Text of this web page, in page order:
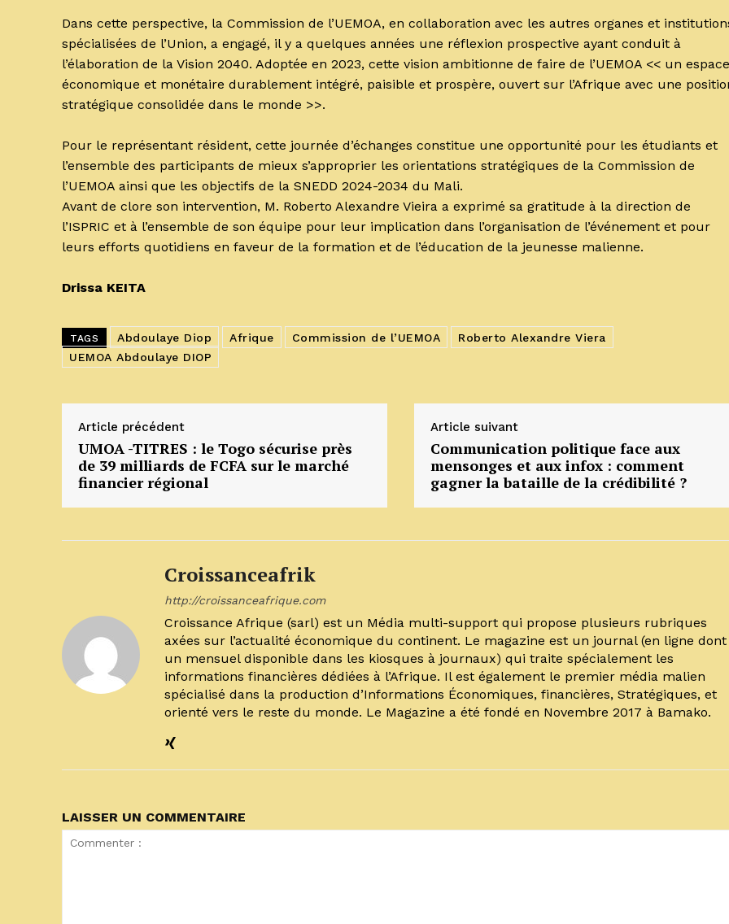
‎Dans cette perspective, la Commission de l’UEMOA, en collaboration avec les autres organes et
spécialisées de l’Union, a engagé, il y a quelques années une réflexion prospective ayant conduit à
l’élaboration de la Vision 2040. Adoptée en 2023, cette vision ambitionne de faire de l’UEMOA << un espace
économique et monétaire durablement intégré, paisible et prospère, ouvert sur l’Afrique avec une
stratégique consolidée dans le monde >>.
‎Pour le représentant résident, cette journée d’échanges constitue une opportunité pour les étudiants et
l’ensemble des participants de mieux s’approprier les orientations stratégiques de la Commission de
l’UEMOA ainsi que les objectifs de la SNEDD 2024-2034 du Mali.
‎Avant de clore son intervention, M. Roberto Alexandre Vieira a exprimé sa gratitude à la direction de
l’ISPRIC et à l’ensemble de son équipe pour leur implication dans l’organisation de l’événement et pour
leurs efforts quotidiens en faveur de la formation et de l’éducation de la jeunesse malienne.
Drissa KEITA
TAGS Abdoulaye Diop Afrique Commission de l’UEMOA
Roberto Alexandre Viera
UEMOA Abdoulaye DIOP
Article précédent
UMOA -TITRES : le Togo sécurise près
de 39 milliards de FCFA sur le marché
financier régional
Article suivant
Communication politique face aux
mensonges et aux infox : comment
gagner la bataille de la crédibilité ?
Croissanceafrik
http://croissanceafrique.com
Croissance Afrique (sarl) est un Média multi-support qui propose plusieurs rubriques
axées sur l’actualité économique du continent. Le magazine est un journal (en ligne dont
un mensuel disponible dans les kiosques à journaux) qui traite spécialement les
informations financières dédiées à l’Afrique. Il est également le premier média malien
spécialisé dans la production d’Informations Économiques, financières, Stratégiques, et
orienté vers le reste du monde. Le Magazine a été fondé en Novembre 2017 à Bamako.
LAISSER UN COMMENTAIRE